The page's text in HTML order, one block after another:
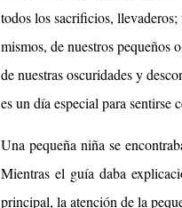
todos los sacrificios, llevaderos;
mismos, de nuestros pequeños
de nuestras oscuridades y
es un día especial para
Una pequeña niña se
Mientras el guía daba
principal, la atención de la